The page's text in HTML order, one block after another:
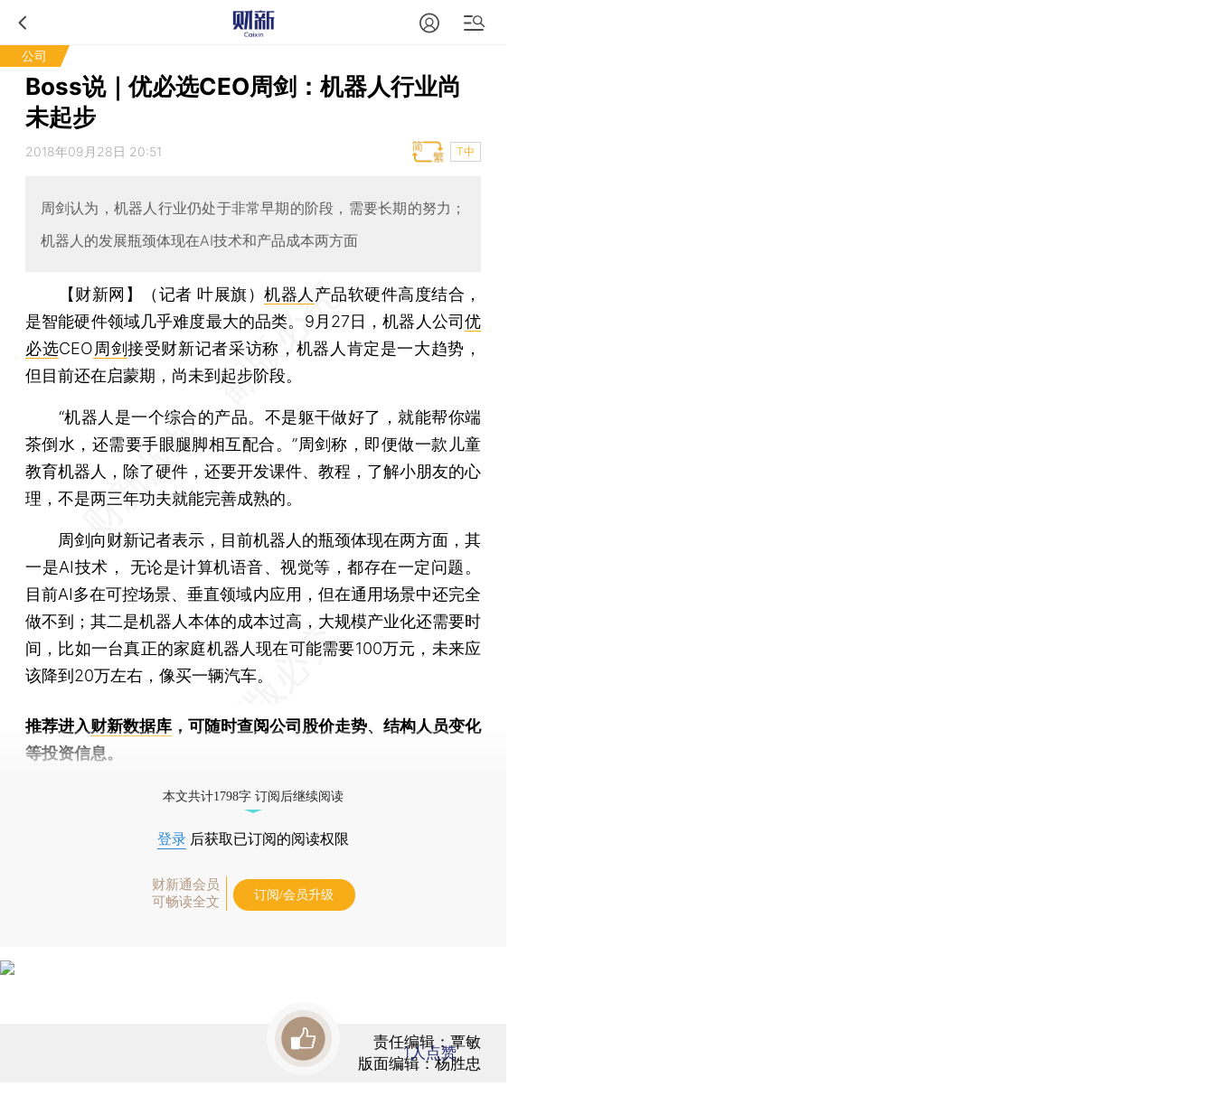
公司
Boss说｜优必选CEO周剑：机器人行业尚
未起步
2018年09月28日 20:51 T中
周剑认为，机器人行业仍处于非常早期的阶段，需要长期的努力；
机器人的发展瓶颈体现在AI技术和产品成本两方面
【财新网】（记者 叶展旗）机器人 产品软硬件高度结合，
是智能硬件领域几乎难度最大的品类。9月27日，机器人公司优
必选CEO周剑接受财新记者采访称，机器人肯定是一大趋势，
但目前还在启蒙期，尚未到起步阶段。
“机器人是一个综合的产品。不是躯干做好了，就能帮你端
茶倒水，还需要手眼腿脚相互配合。”周剑称，即便做一款儿童
教育机器人，除了硬件，还要开发课件、教程，了解小朋友的心
理，不是两三年功夫就能完善成熟的。
周剑向财新记者表示，目前机器人的瓶颈体现在两方面，其
一是AI技术， 无论是计算机语音、视觉等，都存在一定问题。
目前AI多在可控场景、垂直领域内应用，但在通用场景中还完全
做不到；其二是机器人本体的成本过高，大规模产业化还需要时
间，比如一台真正的家庭机器人现在可能需要100万元，未来应
该降到20万左右，像买一辆汽车。
推荐进入财新数据库 ，可随时查阅公司股价走势、结构人员变化
等投资信息。
本文共计1798字 订阅后继续阅读
登录 后获取已订阅的阅读权限
财新通会员
可畅读全文
订阅/会员升级
责任编辑：覃敏
版面编辑：杨胜忠
1人点赞